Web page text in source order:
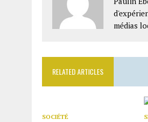
médias
RELATED ARTICLES
SOCIÉTÉ